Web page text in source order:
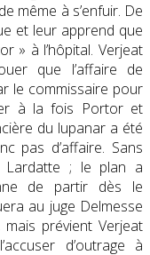
même à s’enfuir. De
et leur apprend que
» à l’hôpital. Verjeat
que l’affaire de
le commissaire pour
à la fois Portor et
du lupanar a été
pas d’affaire. Sans
Lardatte ; le plan a
de partir dès le
au juge Delmesse
prévient Verjeat
d’outrage à